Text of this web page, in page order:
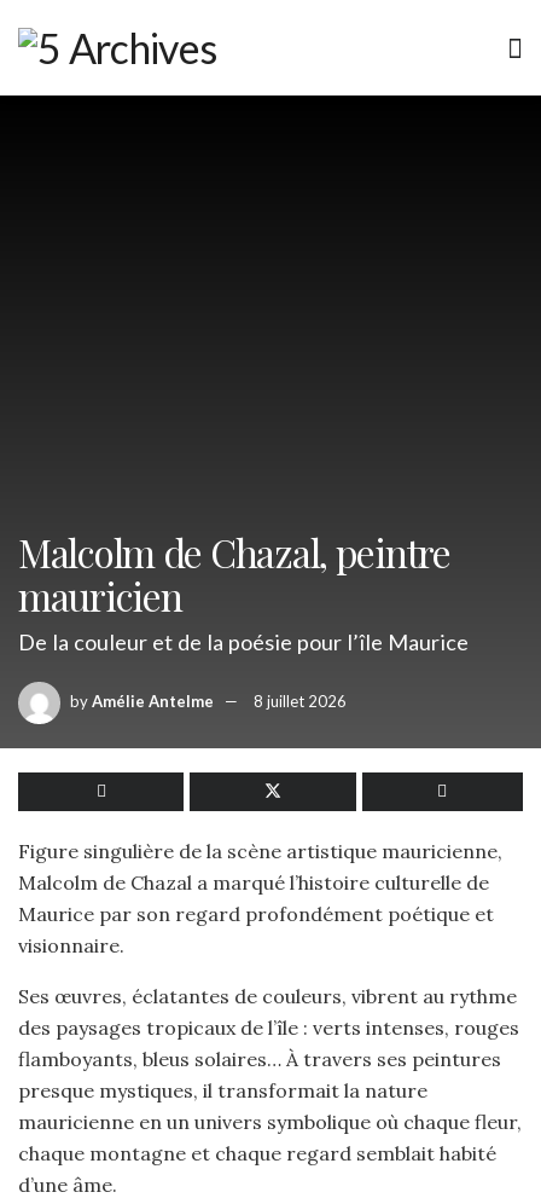
Malcolm de Chazal, peintre
mauricien
De la couleur et de la poésie pour l’île Maurice
byAmélie Antelme 8 juillet 2026
Figure singulière de la scène artistique mauricienne,
Malcolm de Chazal a marqué l’histoire culturelle de
Maurice par son regard profondément poétique et
visionnaire.
Ses œuvres, éclatantes de couleurs, vibrent au rythme
des paysages tropicaux de l’île : verts intenses, rouges
flamboyants, bleus solaires… À travers ses peintures
presque mystiques, il transformait la nature
mauricienne en un univers symbolique où chaque fleur,
chaque montagne et chaque regard semblait habité
d’une âme.